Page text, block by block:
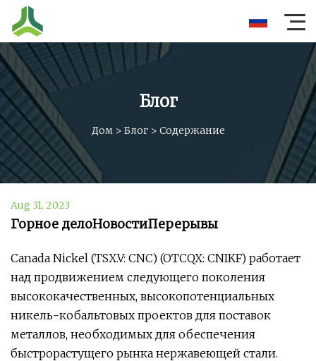
Блог
Дом > Блог> Содержание
Aug 31, 2023
Горное делоНовостиПерерывы
Canada Nickel (TSX.V: CNC) (OTCQX: CNIKF) работает
над продвижением следующего поколения
высококачественных, высокопотенциальных
никель-кобальтовых проектов для поставок
металлов, необходимых для обеспечения
быстрорастущего рынка нержавеющей стали.